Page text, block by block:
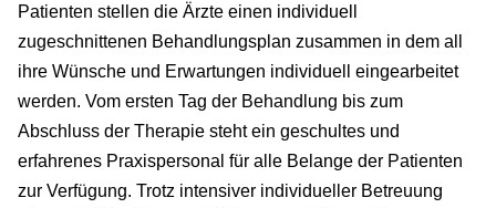
Patienten stellen die Ärzte einen individuell
zugeschnittenen Behandlungsplan zusammen in dem all
ihre Wünsche und Erwartungen individuell eingearbeitet
werden. Vom ersten Tag der Behandlung bis zum
Abschluss der Therapie steht ein geschultes und
erfahrenes Praxispersonal für alle Belange der Patienten
zur Verfügung. Trotz intensiver individueller Betreuung